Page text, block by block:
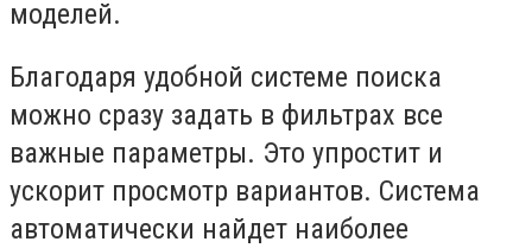
моделей.
Благодаря удобной системе поиска
можно сразу задать в фильтрах все
важные параметры. Это упростит и
ускорит просмотр вариантов. Система
автоматически найдет наиболее